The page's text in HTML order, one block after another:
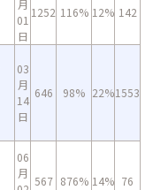
月
01
日
1252 116% 12% 142
03
月
14
日
646 98% 22%1553
06
月
567 876% 14% 76